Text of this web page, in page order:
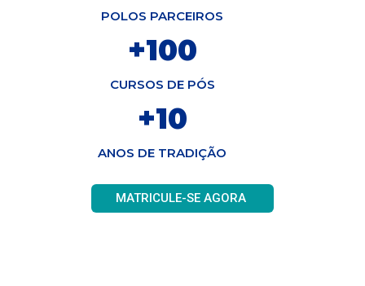
POLOS PARCEIROS
+100
CURSOS DE PÓS
+10
ANOS DE TRADIÇÃO
MATRICULE-SE AGORA